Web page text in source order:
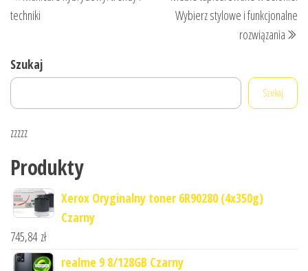
techniki
Wybierz stylowe i funkcjonalne
rozwiązania
Szukaj
Szukaj
zzzzz
Produkty
Xerox Oryginalny toner 6R90280 (4x350g)
Czarny
745,84 zł
realme 9 8/128GB Czarny